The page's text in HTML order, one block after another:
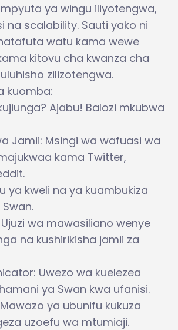
ya wingu iliyotengwa,
na scalability. Sauti yako ni
watu kama wewe
kitovu cha kwanza cha
zilizotengwa.
kuomba:
Ajabu! Balozi mkubwa
Jamii: Msingi wa wafuasi wa
kama Twitter,
ya kweli na ya kuambukiza
wa mawasiliano wenye
na kushirikisha jamii za
Uwezo wa kuelezea
ya Swan kwa ufanisi.
ya ubunifu kukuza
uzoefu wa mtumiaji.